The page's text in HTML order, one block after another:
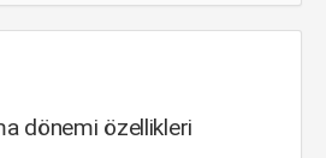
dönemi özellikleri